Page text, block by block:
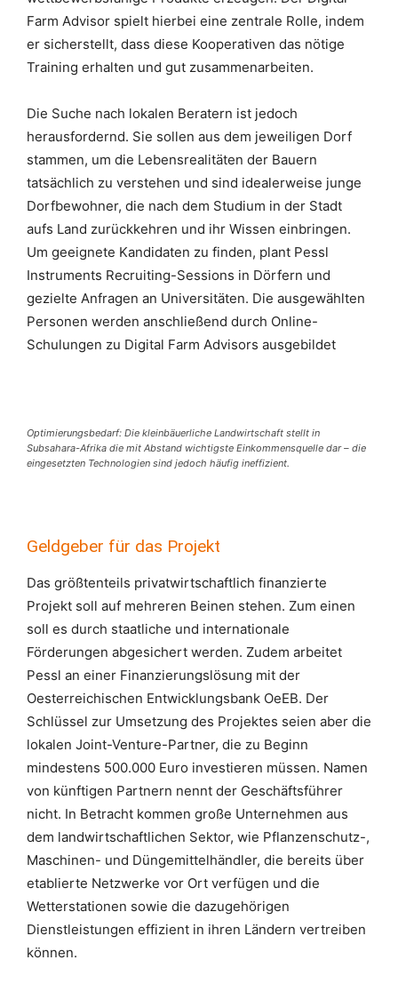
Farm Advisor spielt hierbei eine zentrale Rolle, indem
er sicherstellt, dass diese Kooperativen das nötige
Training erhalten und gut zusammenarbeiten.
Die Suche nach lokalen Beratern ist jedoch
herausfordernd. Sie sollen aus dem jeweiligen Dorf
stammen, um die Lebensrealitäten der Bauern
tatsächlich zu verstehen und sind idealerweise junge
Dorfbewohner, die nach dem Studium in der Stadt
aufs Land zurückkehren und ihr Wissen einbringen.
Um geeignete Kandidaten zu finden, plant Pessl
Instruments Recruiting-Sessions in Dörfern und
gezielte Anfragen an Universitäten. Die ausgewählten
Personen werden anschließend durch Online-
Schulungen zu Digital Farm Advisors ausgebildet
Optimierungsbedarf: Die kleinbäuerliche Landwirtschaft stellt in
Subsahara-Afrika die mit Abstand wichtigste Einkommensquelle dar – die
eingesetzten Technologien sind jedoch häufig ineffizient.
Geldgeber für das Projekt
Das größtenteils privatwirtschaftlich finanzierte
Projekt soll auf mehreren Beinen stehen. Zum einen
soll es durch staatliche und internationale
Förderungen abgesichert werden. Zudem arbeitet
Pessl an einer Finanzierungslösung mit der
Oesterreichischen Entwicklungsbank OeEB. Der
Schlüssel zur Umsetzung des Projektes seien aber die
lokalen Joint-Venture-Partner, die zu Beginn
mindestens 500.000 Euro investieren müssen. Namen
von künftigen Partnern nennt der Geschäftsführer
nicht. In Betracht kommen große Unternehmen aus
dem landwirtschaftlichen Sektor, wie Pflanzenschutz-,
Maschinen- und Düngemittelhändler, die bereits über
etablierte Netzwerke vor Ort verfügen und die
Wetterstationen sowie die dazugehörigen
Dienstleistungen effizient in ihren Ländern vertreiben
können.